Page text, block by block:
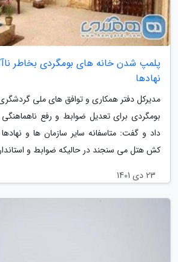
پلمپ شدن خانه های بومگردی بخاطر
نهادها
مدیرکل دفتر همکاری و توافق های ملی
بومگردی برای تعدیل ضوابط و رفع ناهماهنگی
داد و گفت: متاسفانه سایر سازمان ها و
کش هتل می سنجند در حالیکه ضوابط و
23 دی 1401